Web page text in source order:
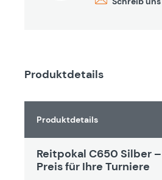
Produktdetails
Produktdetails
Reitpokal C650 Silber
Preis für Ihre Turniere